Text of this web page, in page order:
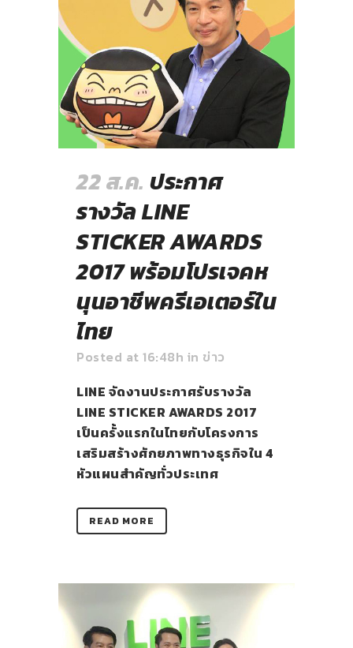
22 ส.ค. ประกาศ
รางวัล LINE
STICKER AWARDS
2017 พร้อมโปรเจคห
นุนอาชีพครีเอเตอร์ใน
ไทย
Posted at 16:48h in ข่าว
LINE จัดงานประกาศรับรางวัล
LINE STICKER AWARDS 2017
เป็นครั้งแรกในไทยกับโครงการ
เสริมสร้างศักยภาพทางธุรกิจใน 4
หัวแผนสำคัญทั่วประเทศ
READ MORE